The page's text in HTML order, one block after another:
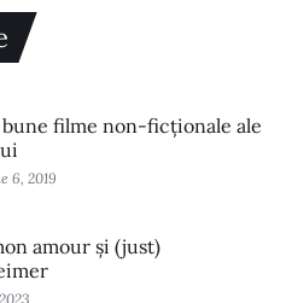
bune filme non-ficționale ale
6, 2019
amour și (just)